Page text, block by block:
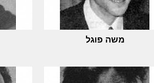
משה פוגל